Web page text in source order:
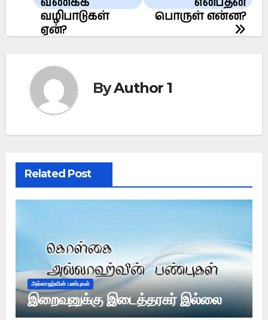
பொருள் என்ன?
வழிபாடுகள்
ஏன்?
ByAuthor 1
Related Post
அல்லாஹ்வின் பண்புகள்
இறைவனுக்கு இடைத்தரகர் இல்லை